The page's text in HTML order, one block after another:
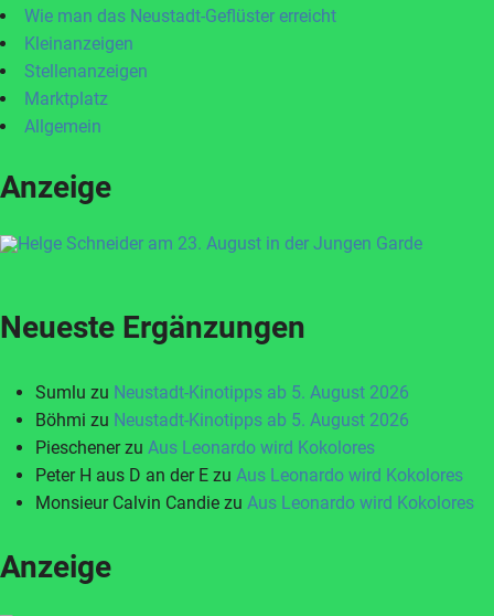
Wie man das Neustadt-Geflüster erreicht
Kleinanzeigen
Stellenanzeigen
Marktplatz
Allgemein
Anzeige
Neueste Ergänzungen
Sumlu zu Neustadt-Kinotipps ab 5. August 2026
Böhmi zu Neustadt-Kinotipps ab 5. August 2026
Pieschenerzu Aus Leonardo wird Kokolores
Peter H aus D an der E zu Aus Leonardo wird Kokolores
Monsieur Calvin Candie zu Aus Leonardo wird Kokolores
Anzeige